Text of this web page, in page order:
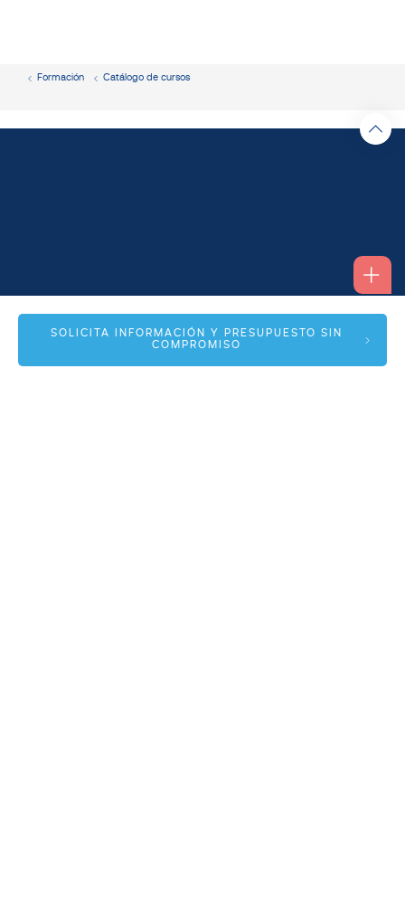
SOLICITA INFORMACIÓN Y PRESUPUESTO SIN
COMPROMISO
Formación Catálogo de cursos
Alfonso I, 17 Planta 1ª